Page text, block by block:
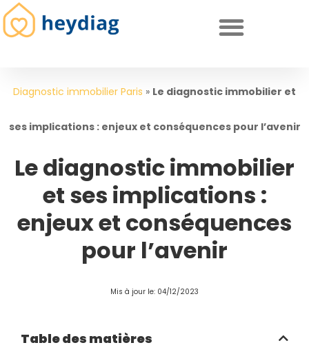
Diagnostic immobilier Paris » Le diagnostic immobilier et
ses implications : enjeux et conséquences pour l’avenir
Le diagnostic immobilier
et ses implications :
enjeux et conséquences
pour l’avenir
Mis à jour le: 04/12/2023
Table des matières